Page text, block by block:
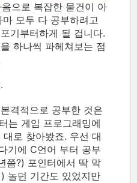
으로 복잡한 물건이 아
모두 다 공부하려고
기부터하게 될 겁니다.
하나씩 파헤쳐보는 점
격적으로 공부한 것은
는 게임 프로그래밍에
로 찾아봤죠. 우선 대
기에 C언어 부터 공부
쯤?) 포인터에서 딱 막
놀던 기간도 있었지만